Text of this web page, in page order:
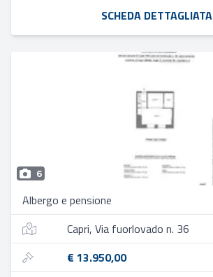
SCHEDA DETTAGLIATA
6
Albergo e pensione
Capri, Via fuorlovado n. 36
€ 13.950,00